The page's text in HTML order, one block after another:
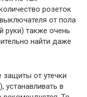
розеток
от пола
руки) также очень
найти даже
от утечки
в